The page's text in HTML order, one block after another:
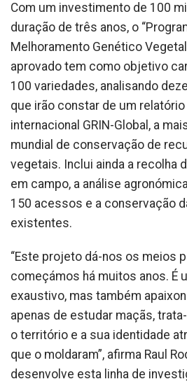
Com um investimento de 100
duração de três anos, o
Melhoramento Genético
aprovado tem como objetivo
100 variedades, analisando
que irão constar de um
internacional GRIN-Global, a
mundial de conservação de
vegetais. Inclui ainda a recolha
em campo, a análise
150 acessos e a conservação
existentes.
“Este projeto dá-nos os meios
começámos há muitos anos. É
exaustivo, mas também
apenas de estudar maçãs,
o território e a sua identidade
que o moldaram”, afirma Raul
desenvolve esta linha de